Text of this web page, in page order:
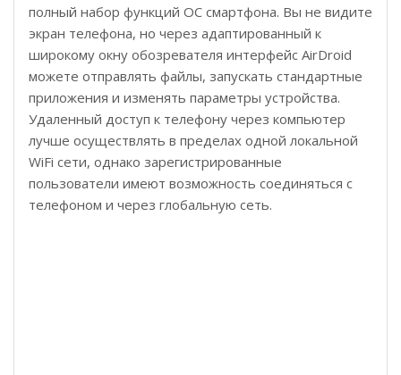
полный набор функций ОС смартфона. Вы не видите
экран телефона, но через адаптированный к
широкому окну обозревателя интерфейс AirDroid
можете отправлять файлы, запускать стандартные
приложения и изменять параметры устройства.
Удаленный доступ к телефону через компьютер
лучше осуществлять в пределах одной локальной
WiFi сети, однако зарегистрированные
пользователи имеют возможность соединяться с
телефоном и через глобальную сеть.